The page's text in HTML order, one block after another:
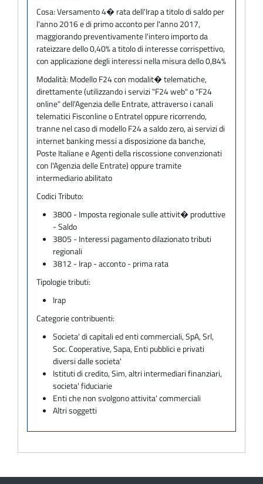
Cosa:Versamento 4� rata dell'Irap a titolo di saldo per
l'anno 2016 e di primo acconto per l'anno 2017,
maggiorando preventivamente l'intero importo da
rateizzare dello 0,40% a titolo di interesse corrispettivo,
con applicazione degli interessi nella misura dello 0,84%
Modalità: Modello F24 con modalit� telematiche,
direttamente (utilizzando i servizi "F24 web" o "F24
online" dell'Agenzia delle Entrate, attraverso i canali
telematici Fisconline o Entratel oppure ricorrendo,
tranne nel caso di modello F24 a saldo zero, ai servizi di
internet banking messi a disposizione da banche,
Poste Italiane e Agenti della riscossione convenzionati
con l'Agenzia delle Entrate) oppure tramite
intermediario abilitato
Codici Tributo:
3800 - Imposta regionale sulle attivit� produttive
- Saldo
3805 - Interessi pagamento dilazionato tributi
regionali
3812 - Irap - acconto - prima rata
Tipologie tributi:
Irap
Categorie contribuenti:
Societa' di capitali ed enti commerciali, SpA, Srl,
Soc. Cooperative, Sapa, Enti pubblici e privati
diversi dalle societa'
Istituti di credito, Sim, altri intermediari finanziari,
societa' fiduciarie
Enti che non svolgono attivita' commerciali
Altri soggetti